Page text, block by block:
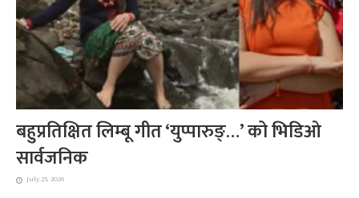
बहुप्रतिक्षित लिम्बू गीत ‘युप्पारुङ्…’ को भिडिओ
सार्वजनिक
July 25, 2026